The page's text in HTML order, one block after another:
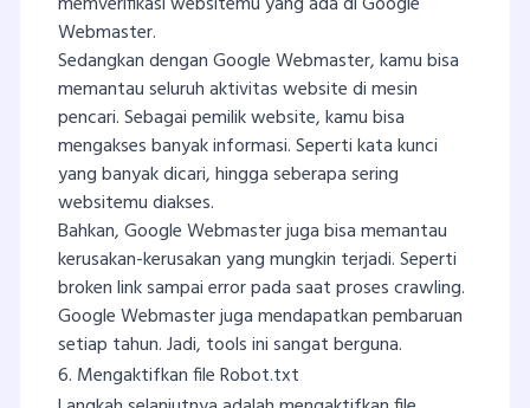
Webmaster.
Sedangkan dengan Google Webmaster, kamu bisa
memantau seluruh aktivitas website di mesin
pencari. Sebagai pemilik website, kamu bisa
mengakses banyak informasi. Seperti kata kunci
yang banyak dicari, hingga seberapa sering
websitemu diakses.
Bahkan, Google Webmaster juga bisa memantau
kerusakan-kerusakan yang mungkin terjadi. Seperti
broken link sampai error pada saat proses crawling.
Google Webmaster juga mendapatkan pembaruan
setiap tahun. Jadi, tools ini sangat berguna.
6. Mengaktifkan file Robot.txt